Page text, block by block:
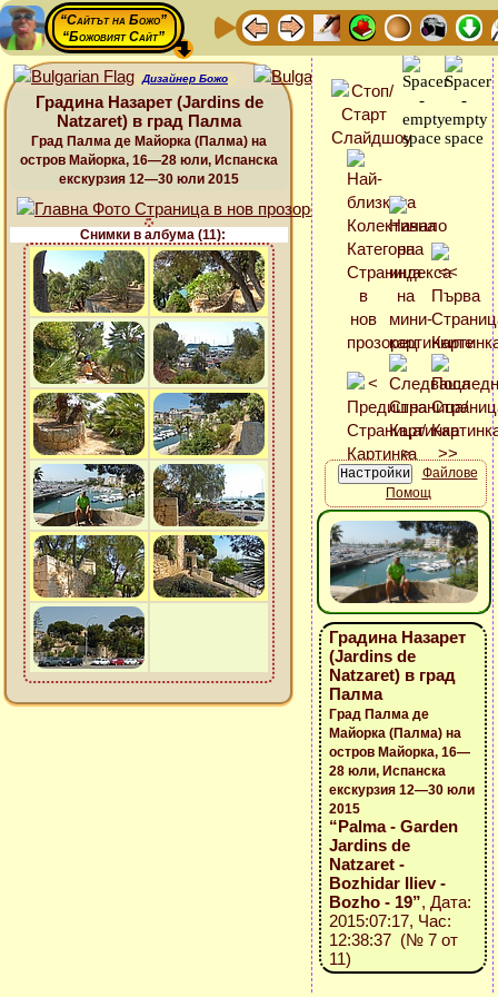
“Сайтът на Божо”
“Божовият Сайт”
Дизайнер Божо
Градина Назарет (Jardins de
Natzaret) в град Палма
Град Палма де Майорка (Палма) на
остров Майорка, 16—28 юли, Испанска
екскурзия 12—30 юли 2015
Снимки в албума (11):
Файлове
Помощ
Градина Назарет
(Jardins de
Natzaret) в град
Палма
Град Палма де
Майорка (Палма) на
остров Майорка, 16—
28 юли, Испанска
екскурзия 12—30 юли
2015
“Palma - Garden
Jardins de
Natzaret -
Bozhidar Iliev -
Bozho - 19”, Дата:
2015:07:17, Час:
12:38:37 (№ 7 от
11)